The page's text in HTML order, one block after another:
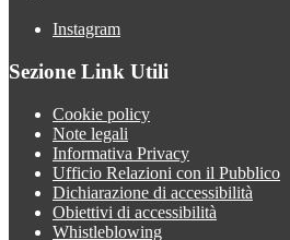
Instagram
Sezione Link Utili
Cookie policy
Note legali
Informativa Privacy
Ufficio Relazioni con il Pubblico
Dichiarazione di accessibilità
Obiettivi di accessibilità
Whistleblowing